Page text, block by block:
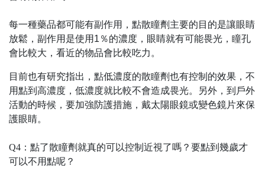
每一種藥品都可能有副作用，點散瞳劑主要的目的是讓眼睛
放鬆，副作用是使用1％的濃度，眼睛就有可能畏光，瞳孔
會比較大，看近的物品會比較吃力。
目前也有研究指出，點低濃度的散瞳劑也有控制的效果，不
用點到高濃度，低濃度就比較不會造成畏光。另外，到戶外
活動的時候，要加強防護措施，戴太陽眼鏡或變色鏡片來保
護眼睛。
Q4：點了散瞳劑就真的可以控制近視了嗎？要點到幾歲才
可以不用點呢？